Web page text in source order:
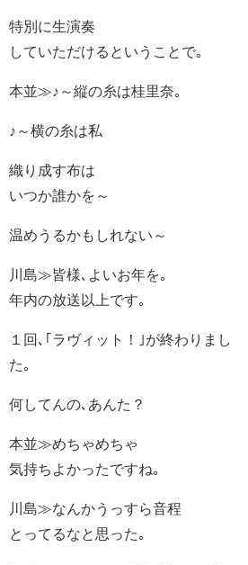
特別に生演奏
していただけるということで｡
本並≫♪～縦の糸は桂里奈｡
♪～横の糸は私
織り成す布は
いつか誰かを～
温めうるかもしれない～
川島≫皆様､よいお年を｡
年内の放送以上です｡
１回､｢ラヴィット！｣が終わりまし
た｡
何してんの､あんた？
本並≫めちゃめちゃ
気持ちよかったですね｡
川島≫なんかうっすら音程
とってるなと思った｡